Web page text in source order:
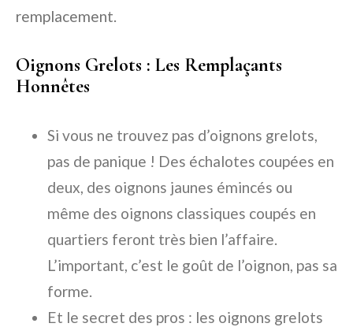
remplacement.
Oignons Grelots : Les Remplaçants
Honnêtes
Si vous ne trouvez pas d’oignons grelots,
pas de panique ! Des échalotes coupées en
deux, des oignons jaunes émincés ou
même des oignons classiques coupés en
quartiers feront très bien l’affaire.
L’important, c’est le goût de l’oignon, pas sa
forme.
Et le secret des pros : les oignons grelots